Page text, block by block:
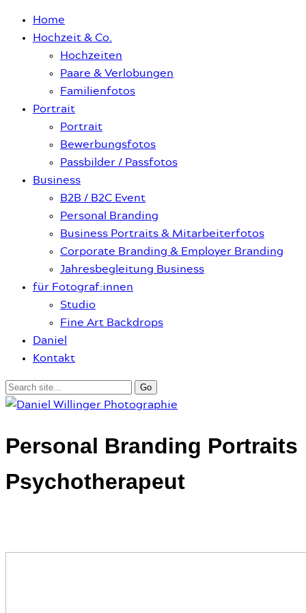
Home
Hochzeit & Co.
Hochzeiten
Paare & Verlobungen
Familienfotos
Portrait
Portrait
Bewerbungsfotos
Passbilder / Passfotos
Business
B2B / B2C Event
Personal Branding
Business Portraits & Mitarbeiterfotos
Corporate Branding & Employer Branding
Jahresbegleitung Business
für Fotograf:innen
Studio
Fine Art Backdrops
Daniel
Kontakt
Personal Branding Portraits
Psychotherapeut